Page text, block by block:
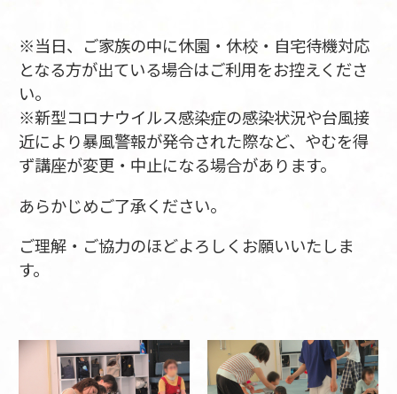
※当日、ご家族の中に休園・休校・自宅待機対応
となる方が出ている場合はご利用をお控えくださ
い。
※新型コロナウイルス感染症の感染状況や台風接
近により暴風警報が発令された際など、やむを得
ず講座が変更・中止になる場合があります。
あらかじめご了承ください。
ご理解・ご協力のほどよろしくお願いいたしま
す。